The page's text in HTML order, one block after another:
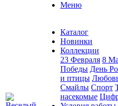
Меню
Каталог
Новинки
Коллекции
23 Февраля 8
Победы День
и птицы
Смайлы Спорт
насекомые